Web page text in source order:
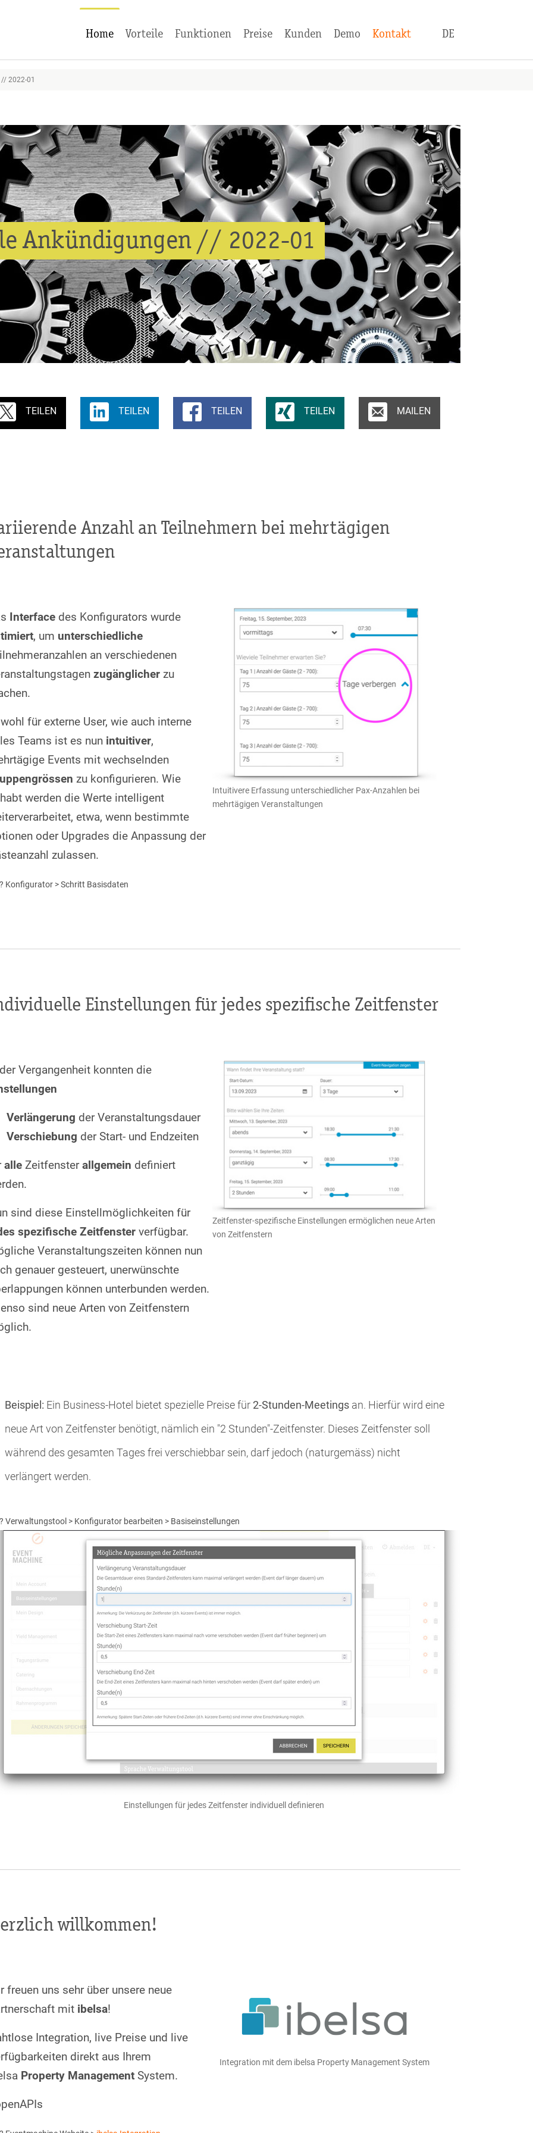
Home Vorteile Funktionen Preise Kunden Demo Kontakt DE
// 2022-01
Ankündigungen // 2022-01
TEILEN TEILEN TEILEN TEILEN MAILEN
Anzahl an Teilnehmern bei mehrtägigen
Intuitivere Erfassung unterschiedlicher Pax-Anzahlen bei
mehrtägigen Veranstaltungen
Interface des Konfigurators wurde
, um unterschiedliche
an verschiedenen
zugänglicher zu
für externe User, wie auch interne
Teams ist es nun intuitiver,
Events mit wechselnden
zu konfigurieren. Wie
werden die Werte intelligent
etwa, wenn bestimmte
oder Upgrades die Anpassung der
zulassen.
Konfigurator > Schritt Basisdaten
Einstellungen für jedes spezifische Zeitfenster
Zeitfenster-spezifische Einstellungen ermöglichen neue Arten
von Zeitfenstern
Vergangenheit konnten die
Verlängerung der Veranstaltungsdauer
Verschiebung der Start- und Endzeiten
alle Zeitfensterallgemein definiert
sind diese Einstellmöglichkeiten für
spezifische Zeitfenster verfügbar.
Veranstaltungszeiten können nun
genauer gesteuert, unerwünschte
können unterbunden werden.
sind neue Arten von Zeitfenstern
Einstellungen für jedes Zeitfenster individuell definieren
Beispiel: Ein Business-Hotel bietet spezielle Preise für2-Stunden-Meetings an. Hierfür wird eine
neue Art von Zeitfenster benötigt, nämlich ein "2 Stunden"-Zeitfenster. Dieses Zeitfenster soll
während des gesamten Tages frei verschiebbar sein, darf jedoch (naturgemäss) nicht
verlängert werden.
Verwaltungstool > Konfigurator bearbeiten > Basiseinstellungen
willkommen!
Integration mit dem ibelsa Property Management System
freuen uns sehr über unsere neue
mit ibelsa!
Integration, live Preise und live
direkt aus Ihrem
Property Management System.